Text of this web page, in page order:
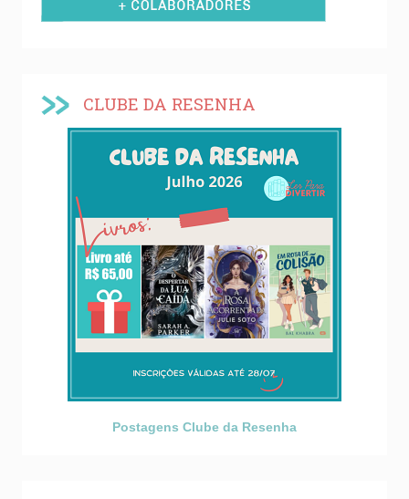
CLUBE DA RESENHA
Postagens Clube da Resenha